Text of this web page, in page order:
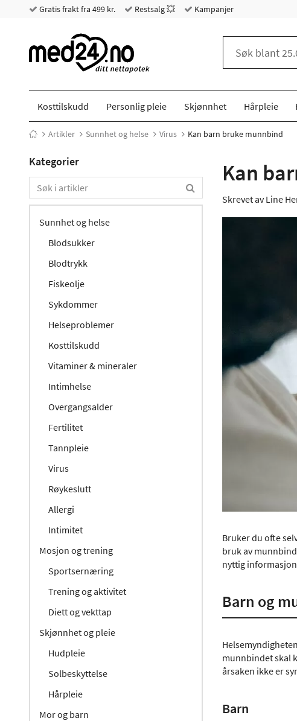
Gratis frakt fra 499 kr. Restsalg 💥 Kampanjer
Kosttilskudd Personlig pleie Skjønnhet Hårpleie
Artikler Sunnhet og helse Virus Kan barn bruke munnbind
Kategorier
Sunnhet og helse
Blodsukker
Blodtrykk
Fiskeolje
Sykdommer
Helseproblemer
Kosttilskudd
Vitaminer & mineraler
Intimhelse
Overgangsalder
Fertilitet
Tannpleie
Virus
Røykeslutt
Allergi
Intimitet
Mosjon og trening
Sportsernæring
Trening og aktivitet
Diett og vekttap
Skjønnhet og pleie
Hudpleie
Solbeskyttelse
Hårpleie
Mor og barn
Kan
Skrevet avLine
Bruker du ofte
bruk av
nyttig
Barn og
munnbindet skal
årsaken ikke er
Barn